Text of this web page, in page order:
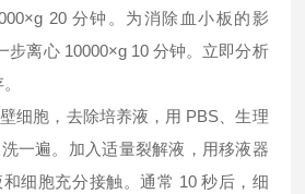
20 分钟。为消除血小板的影
离心 10000×g 10 分钟。立即分析
细胞，去除培养液，用 PBS、生理
一遍。加入适量裂解液，用移液器
细胞充分接触。通常 10 秒后，细